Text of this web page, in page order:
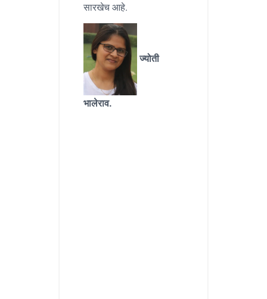
सारखेच आहे.
ज्योती
भालेराव.